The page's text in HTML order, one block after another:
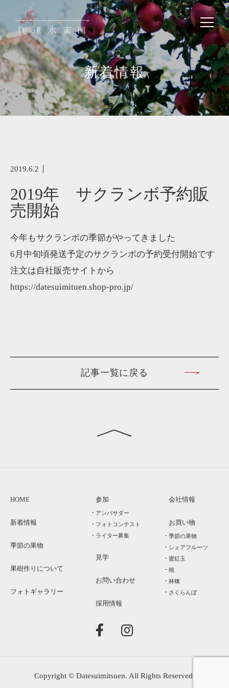
新着情報
2019.6.2
2019年 サクランボ予約販
売開始
今年もサクランボの季節がやってきました
6月中旬頃発送予定のサクランボの予約受付開始です
注文は自社販売サイトから
https://datesuimituen.shop-pro.jp/
記事一覧に戻る
HOME
新着情報
季節の果物
果樹作りについて
フォトギャラリー
参加
アンバサダー
フォトコンテスト
ライター募集
見学
お問い合わせ
採用情報
会社情報
お買い物
季節の果物
シェアフルーツ
蜜紅玉
桃
林檎
さくらんぼ
facebook
Copyright © Datesuimitsuen. All Rights Reserved.